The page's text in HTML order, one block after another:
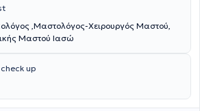
,Μαστολόγος-Χειρουργός Μαστού,
Μαστού Ιασώ
up